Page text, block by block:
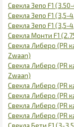
Свекла Зепо F1
Свекла Зепо F1 (3,5-
Свекла Зепо F1 (3,5-
Свекла Монти F1
Свекла Либеро (PR
Zwaan)
Свекла Либеро (PR
Zwaan)
Свекла Либеро (PR
Свекла Либеро (PR
Свекла Либеро (PR
Свекла Либеро (PR
Свекла Бети F1 (3-